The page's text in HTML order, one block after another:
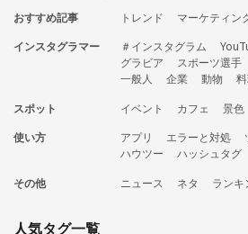
おすすめ記事 トレンド マーケティン
インスタグラマー
＃インスタグラム
グラビア
スポーツ選手
一般人
企業 動物
スポット
イベント カフェ 景色
使い方
アプリ エラーと対処
ハウツー
ハッシュタグ
その他
ニュース ネタ ランキ
人気タグ一覧